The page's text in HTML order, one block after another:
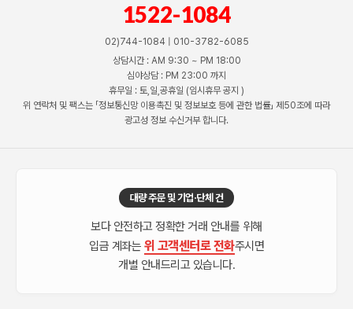
1522-1084
02)744-1084 | 010-3782-6085
상담시간 : AM 9:30 ~ PM 18:00
심야상담 : PM 23:00 까지
휴무일 : 토,일,공휴일 (임시휴무 공지 )
위 연락처 및 팩스는 「정보통신망 이용촉진 및 정보보호 등에 관한 법률」 제50조에 따라
광고성 정보 수신거부 합니다.
대량 주문 및 기업·단체 건
보다 안전하고 정확한 거래 안내를 위해
입금 계좌는 위 고객센터로 전화주시면
개별 안내드리고 있습니다.